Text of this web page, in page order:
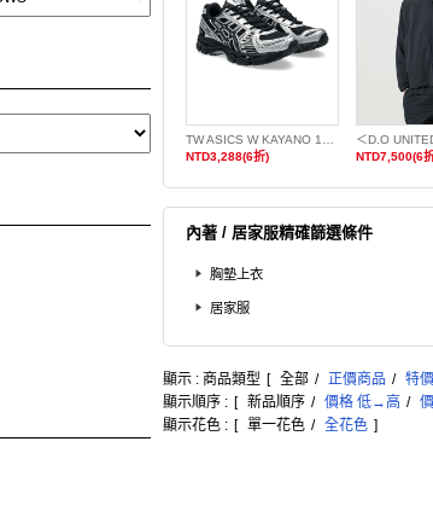
NTD3,288(6折)
NTD7,500(6
內著 / 居家服精確篩選條件
胸墊上衣
居家服
顯示 : 商品類型 [ 全部 / 正價商品 / 特
顯示順序 : [ 新品順序 / 價格 低→高 /
顯示花色 : [ 單一花色 / 全花色 ]